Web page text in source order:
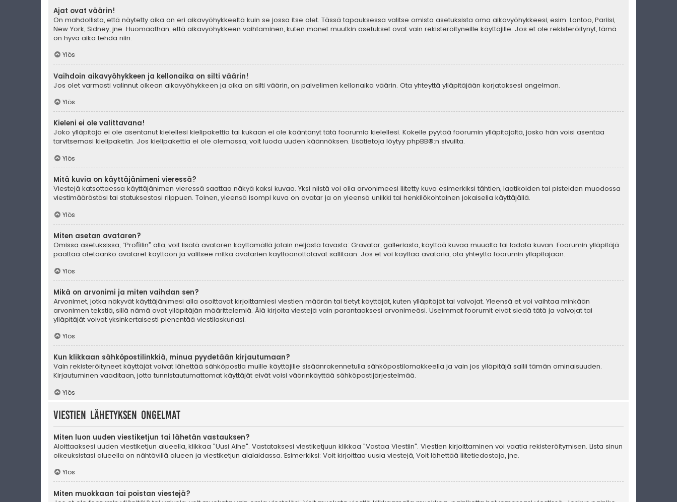
Ajat ovat väärin!
On mahdollista, että näytetty aika on eri aikavyöhykkeeltä kuin se jossa itse olet. Tässä tapauksessa valitse omista asetuksista oma aikavyöhykkeesi, esim. Lontoo, Pariisi,
New York, Sidney, jne. Huomaathan, että aikavyöhykkeen vaihtaminen, kuten monet muutkin asetukset ovat vain rekisteröityneille käyttäjille. Jos et ole rekisteröitynyt, tämä
on hyvä aika tehdä niin.
Ylös
Vaihdoin aikavyöhykkeen ja kellonaika on silti väärin!
Jos olet varmasti valinnut oikean aikavyöhykkeen ja aika on silti väärin, on palvelimen kellonaika väärin. Ota yhteyttä ylläpitäjään korjataksesi ongelman.
Ylös
Kieleni ei ole valittavana!
Joko ylläpitäjä ei ole asentanut kielellesi kielipakettia tai kukaan ei ole kääntänyt tätä foorumia kielellesi. Kokeile pyytää foorumin ylläpitäjältä, josko hän voisi asentaa
tarvitsemasi kielipaketin. Jos kielipakettia ei ole olemassa, voit luoda uuden käännöksen. Lisätietoja löytyy phpBB®:n sivuilta.
Ylös
Mitä kuvia on käyttäjänimeni vieressä?
Viestejä katsottaessa käyttäjänimen vieressä saattaa näkyä kaksi kuvaa. Yksi niistä voi olla arvonimeesi liitetty kuva esimerkiksi tähtien, laatikoiden tai pisteiden muodossa
viestimäärästäsi tai statuksestasi riippuen. Toinen, yleensä isompi kuva on avatar ja on yleensä uniikki tai henkilökohtainen jokaisella käyttäjällä.
Ylös
Miten asetan avataren?
Omissa asetuksissa, “Profiilin” alla, voit lisätä avataren käyttämällä jotain neljästä tavasta: Gravatar, galleriasta, käyttää kuvaa muualta tai ladata kuvan. Foorumin ylläpitäjä
päättää otetaanko avataret käyttöön ja valitsee mitkä avatarien käyttöönottotavat sallitaan. Jos et voi käyttää avataria, ota yhteyttä foorumin ylläpitäjään.
Ylös
Mikä on arvonimi ja miten vaihdan sen?
Arvonimet, jotka näkyvät käyttäjänimesi alla osoittavat kirjoittamiesi viestien määrän tai tietyt käyttäjät, kuten ylläpitäjät tai valvojat. Yleensä et voi vaihtaa minkään
arvonimen tekstiä, sillä nämä ovat ylläpitäjän määrittelemiä. Älä kirjoita viestejä vain parantaaksesi arvonimeäsi. Useimmat foorumit eivät siedä tätä ja valvojat tai
ylläpitäjät voivat yksinkertaisesti pienentää viestilaskuriasi.
Ylös
Kun klikkaan sähköpostilinkkiä, minua pyydetään kirjautumaan?
Vain rekisteröityneet käyttäjät voivat lähettää sähköpostia muille käyttäjille sisäänrakennetulla sähköpostilomakkeella ja vain jos ylläpitäjä sallii tämän ominaisuuden.
Kirjautuminen vaaditaan, jotta tunnistautumattomat käyttäjät eivät voisi väärinkäyttää sähköpostijärjestelmää.
Ylös
Viestien lähetyksen ongelmat
Miten luon uuden viestiketjun tai lähetän vastauksen?
Aloittaaksesi uuden viestiketjun alueella, klikkaa "Uusi Aihe". Vastataksesi viestiketjuun klikkaa "Vastaa Viestiin". Viestien kirjoittaminen voi vaatia rekisteröitymisen. Lista sinun
oikeuksistasi alueella on nähtävillä alueen ja viestiketjun alalaidassa. Esimerkiksi: Voit kirjoittaa uusia viestejä, Voit lähettää liitetiedostoja, jne.
Ylös
Miten muokkaan tai poistan viestejä?